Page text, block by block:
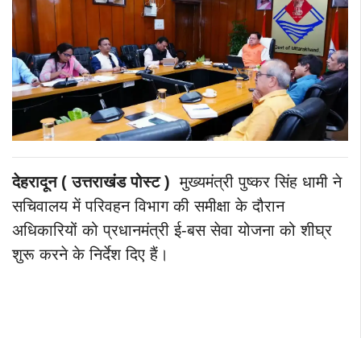
देहरादून ( उत्तराखंड पोस्ट ) मुख्यमंत्री पुष्कर सिंह धामी ने
सचिवालय में परिवहन विभाग की समीक्षा के दौरान
अधिकारियों को प्रधानमंत्री ई-बस सेवा योजना को शीघ्र
शुरू करने के निर्देश दिए हैं।